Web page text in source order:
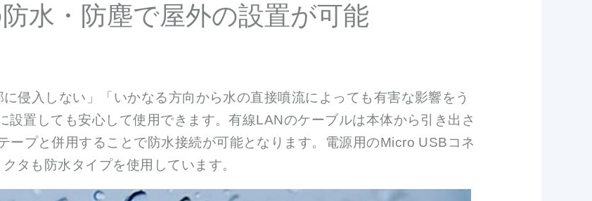
水・防塵で屋外の設置が可能
侵入しない」「いかなる方向から水の直接噴流によっても有害な影響をう
設置しても安心して使用できます。有線LANのケーブルは本体から引き出さ
ープと併用することで防水接続が可能となります。電源用のMicro USBコネ
クタも防水タイプを使用しています。